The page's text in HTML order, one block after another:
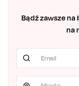
Bądź zawsze
na